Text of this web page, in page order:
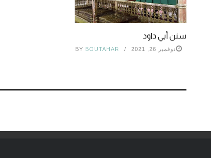
سنن أبي داود
نوفمبر 26, 2021 BY BOUTAHAR